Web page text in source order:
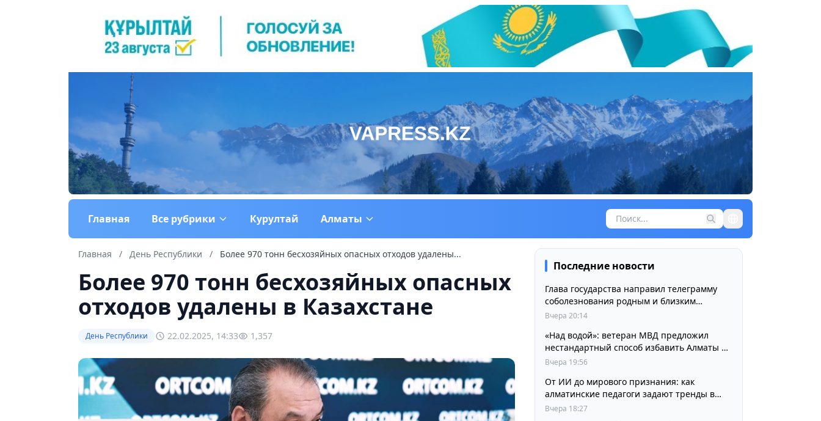
Главная Все рубрики Курултай Алматы
Главная / День Республики / Более 970 тонн бесхозяйных опасных отходов удалены...
Более 970 тонн бесхозяйных опасных
отходов удалены в Казахстане
День Республики 22.02.2025, 14:33 1,357
Последние новости
Глава государства направил телеграмму
соболезнования родным и близким
выдающегося кинорежиссера Ардака
Вчера 20:14
«Над водой»: ветеран МВД предложил
нестандартный способ избавить Алматы от
пробок и смога
Вчера 19:56
От ИИ до мирового признания: как
алматинские педагоги задают тренды в
изучении языков
Вчера 18:27